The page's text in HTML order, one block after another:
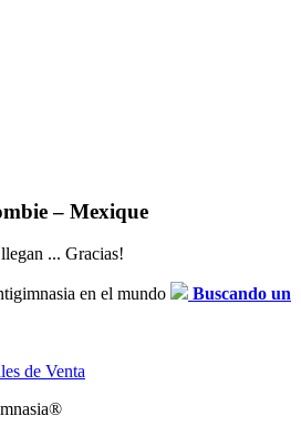
– Mexique
... Gracias!
en el mundo
Buscando un
de Venta